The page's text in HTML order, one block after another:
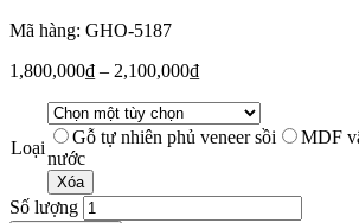
Mã hàng: GHO-5187
1,800,000₫ – 2,100,000₫
Loại
Gỗ tự nhiên phủ veneer sồi MDF
nước
Xóa
Số lượng